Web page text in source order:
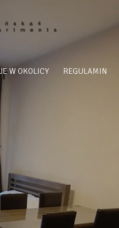
W OKOLICY REGULAMIN